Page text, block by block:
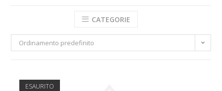
CATEGORIE
Ordinamento predefinito
ESAURITO